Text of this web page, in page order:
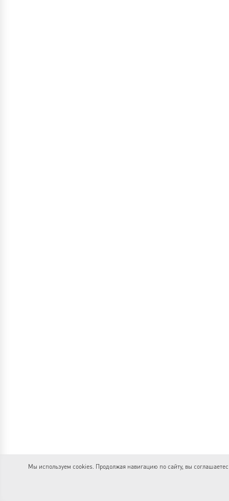
Мы используем cookies. Продолжая навигацию по сайту, вы